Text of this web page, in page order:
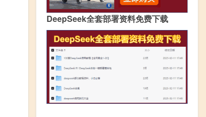
DeepSeek全套部署资料免费下载